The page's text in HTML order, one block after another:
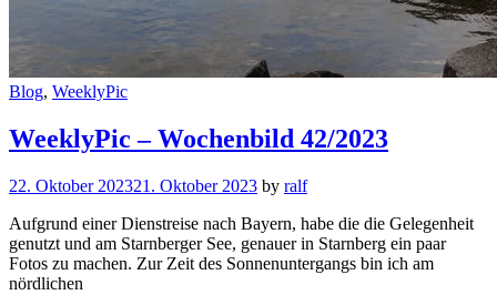
Cat
Blog, WeeklyPic
WeeklyPic – Wochenbild 42/2023
22. Oktober 202321. Oktober 2023 by ralf
Aufgrund einer Dienstreise nach Bayern, habe die die Gelegenheit
genutzt und am Starnberger See, genauer in Starnberg ein paar
Fotos zu machen. Zur Zeit des Sonnenuntergangs bin ich am
nördlichen